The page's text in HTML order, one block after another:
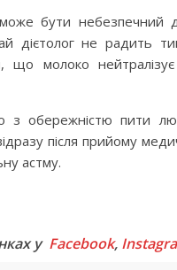
бути небезпечний
дієтолог не радить
молоко
з обережністю пити
після прийому
астму.
у Facebook,